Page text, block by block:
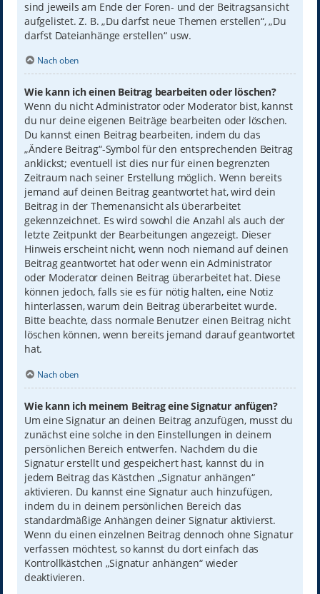
sind jeweils am Ende der Foren- und der Beitragsansicht
aufgelistet. Z. B. „Du darfst neue Themen erstellen“, „Du
darfst Dateianhänge erstellen“ usw.
Nach oben
Wie kann ich einen Beitrag bearbeiten oder löschen?
Wenn du nicht Administrator oder Moderator bist, kannst
du nur deine eigenen Beiträge bearbeiten oder löschen.
Du kannst einen Beitrag bearbeiten, indem du das
„Ändere Beitrag“-Symbol für den entsprechenden Beitrag
anklickst; eventuell ist dies nur für einen begrenzten
Zeitraum nach seiner Erstellung möglich. Wenn bereits
jemand auf deinen Beitrag geantwortet hat, wird dein
Beitrag in der Themenansicht als überarbeitet
gekennzeichnet. Es wird sowohl die Anzahl als auch der
letzte Zeitpunkt der Bearbeitungen angezeigt. Dieser
Hinweis erscheint nicht, wenn noch niemand auf deinen
Beitrag geantwortet hat oder wenn ein Administrator
oder Moderator deinen Beitrag überarbeitet hat. Diese
können jedoch, falls sie es für nötig halten, eine Notiz
hinterlassen, warum dein Beitrag überarbeitet wurde.
Bitte beachte, dass normale Benutzer einen Beitrag nicht
löschen können, wenn bereits jemand darauf geantwortet
hat.
Nach oben
Wie kann ich meinem Beitrag eine Signatur anfügen?
Um eine Signatur an deinen Beitrag anzufügen, musst du
zunächst eine solche in den Einstellungen in deinem
persönlichen Bereich entwerfen. Nachdem du die
Signatur erstellt und gespeichert hast, kannst du in
jedem Beitrag das Kästchen „Signatur anhängen“
aktivieren. Du kannst eine Signatur auch hinzufügen,
indem du in deinem persönlichen Bereich das
standardmäßige Anhängen deiner Signatur aktivierst.
Wenn du einen einzelnen Beitrag dennoch ohne Signatur
verfassen möchtest, so kannst du dort einfach das
Kontrollkästchen „Signatur anhängen“ wieder
deaktivieren.